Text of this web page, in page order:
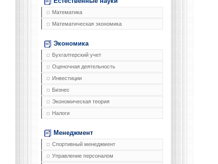
Математика
Математическая экономика
Экономика
Бухгалтерский учет
Оценочная деятельность
Инвестиции
Бизнес
Экономическая теория
Налоги
Менеджмент
Спортивный менеджмент
Управление персоналом